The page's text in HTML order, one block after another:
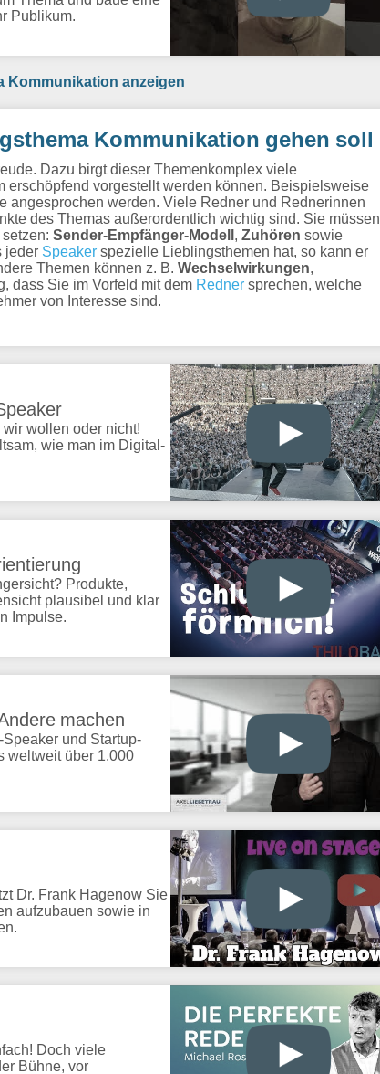
Publikum.
Kommunikation anzeigen
Kommunikation gehen soll
Dazu birgt dieser Themenkomplex viele
erschöpfend vorgestellt werden können. Beispielsweise
angesprochen werden. Viele Redner und Rednerinnen
des Themas außerordentlich wichtig sind. Sie müssen
Sender-Empfänger-Modell Zuhören sowie
jeder Speaker spezielle Lieblingsthemen hat, so kann er
Themen können z. B. Wechselwirkungen
dass Sie im Vorfeld mit dem Redner sprechen, welche
von Interesse sind.
wollen oder nicht!
wie man im Digital-
Produkte,
plausibel und klar
Impulse.
machen
und Startup-
weltweit über 1.000
Dr. Frank Hagenow Sie
aufzubauen sowie in
Doch viele
Bühne, vor